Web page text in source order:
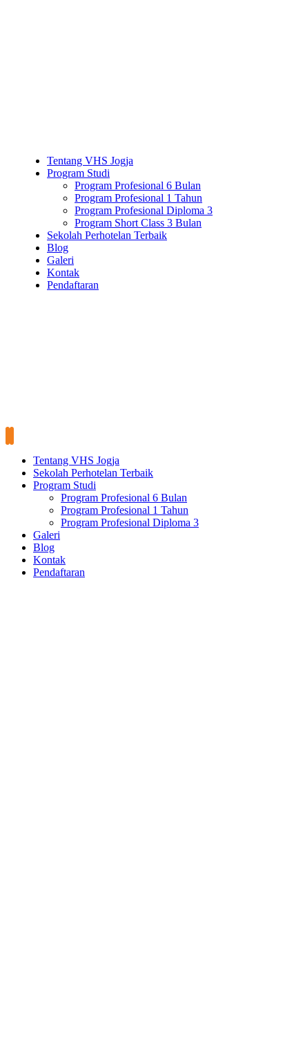
Tentang VHS Jogja
Program Studi
Program Profesional 6 Bulan
Program Profesional 1 Tahun
Program Profesional Diploma 3
Program Short Class 3 Bulan
Sekolah Perhotelan Terbaik
Blog
Galeri
Kontak
Pendaftaran
Tentang VHS Jogja
Sekolah Perhotelan Terbaik
Program Studi
Program Profesional 6 Bulan
Program Profesional 1 Tahun
Program Profesional Diploma 3
Galeri
Blog
Kontak
Pendaftaran